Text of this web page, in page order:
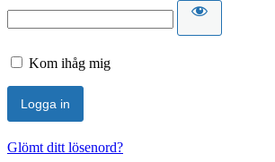
Kom ihåg mig
Glömt ditt lösenord?